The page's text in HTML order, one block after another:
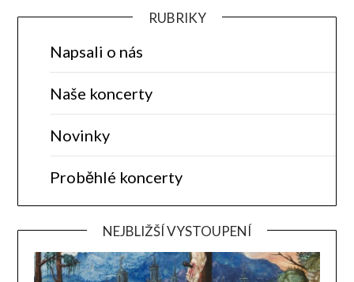
RUBRIKY
Napsali o nás
Naše koncerty
Novinky
Proběhlé koncerty
NEJBLIŽŠÍ VYSTOUPENÍ